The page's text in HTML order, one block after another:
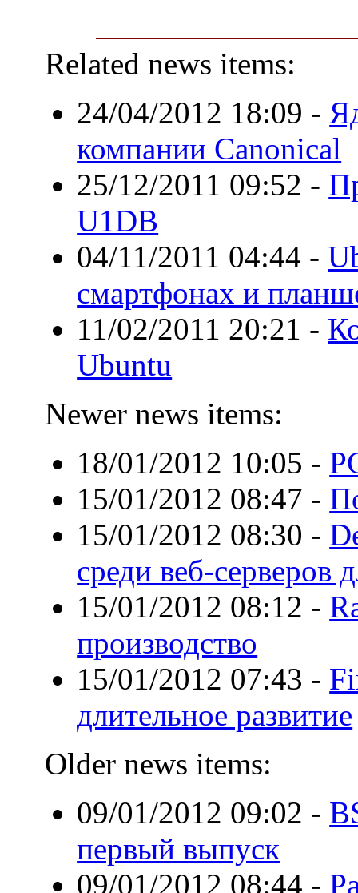
Related news items:
24/04/2012 18:09 -
компании Canonical
25/12/2011 09:52 -
U1DB
04/11/2011 04:44 -
смартфонах и
11/02/2011 20:21 -
Ubuntu
Newer news items:
18/01/2012 10:05 -
15/01/2012 08:47 -
15/01/2012 08:30 -
среди веб-серверов
15/01/2012 08:12 -
производство
15/01/2012 07:43 -
длительное развитие
Older news items:
09/01/2012 09:02 -
первый выпуск
09/01/2012 08:44 -